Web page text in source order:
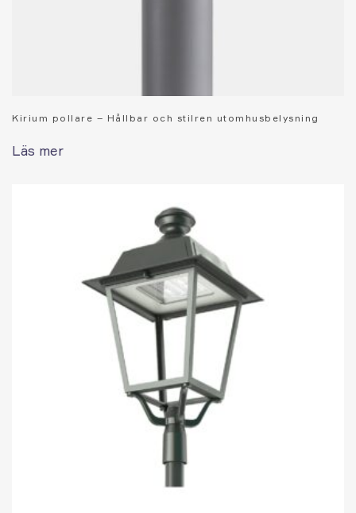
Kirium pollare – Hållbar och stilren utomhusbelysning
Läs mer